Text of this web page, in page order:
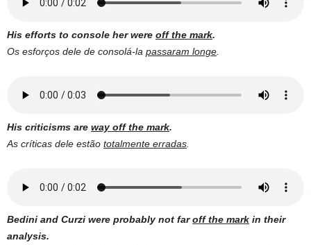
His efforts to console her were off the mark.
Os esforços dele de consolá-la passaram longe
His criticisms are way off the mark.
As críticas dele estão totalmente erradas
Bedini and Curzi were probably not faroff the mark in their
analysis.